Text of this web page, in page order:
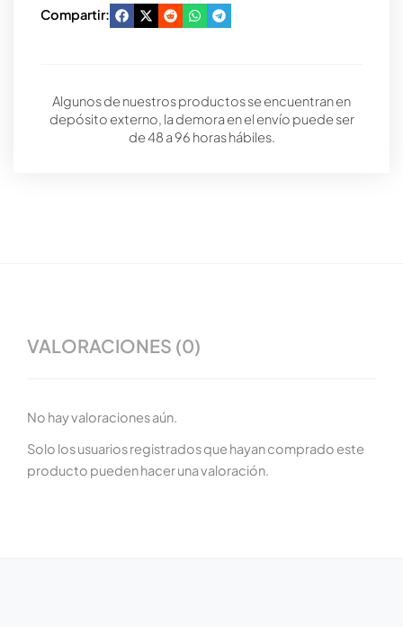
Compartir:
Algunos de nuestros productos se encuentran en
depósito externo, la demora en el envío puede ser
de 48 a 96 horas hábiles.
VALORACIONES (0)
No hay valoraciones aún.
Solo los usuarios registrados que hayan comprado este
producto pueden hacer una valoración.